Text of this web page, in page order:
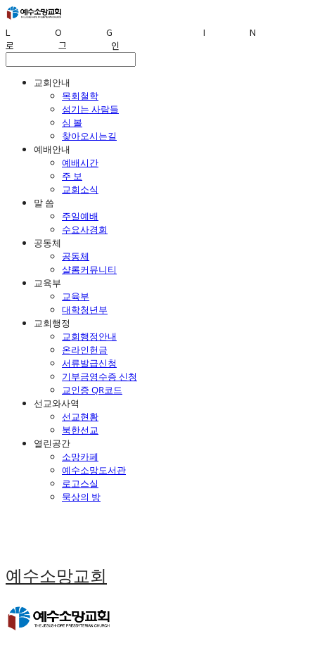
LOG IN
로그인
교회안내
목회철학
섬기는 사람들
심 볼
찾아오시는길
예배안내
예배시간
주 보
교회소식
말 씀
주일예배
수요사경회
공동체
공동체
샬롬커뮤니티
교육부
교육부
대학청년부
교회행정
교회행정안내
온라인헌금
서류발급신청
기부금영수증 신청
교인증 QR코드
선교와사역
선교현황
북한선교
열린공간
소망카페
예수소망도서관
로고스실
묵상의 방
예수소망교회